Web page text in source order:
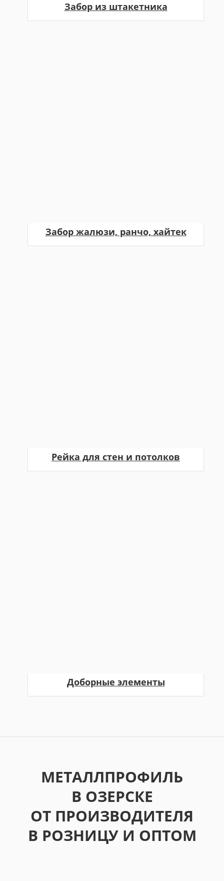
Забор из штакетника
Забор жалюзи, ранчо, хайтек
Рейка для стен и потолков
Доборные элементы
МЕТАЛЛПРОФИЛЬ
В ОЗЕРСКЕ
ОТ ПРОИЗВОДИТЕЛЯ
В РОЗНИЦУ И ОПТОМ